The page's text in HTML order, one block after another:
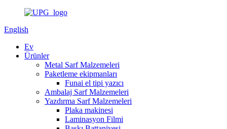
English
Ev
Ürünler
Metal Sarf Malzemeleri
Paketleme ekipmanları
Funai el tipi yazıcı
Ambalaj Sarf Malzemeleri
Yazdırma Sarf Malzemeleri
Plaka makinesi
Laminasyon Filmi